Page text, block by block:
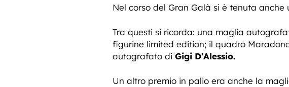
Nel corso del Gran Galà si è tenuta
Tra questi si ricorda: una maglia
figurine limited edition; il quadro
autografato di Gigi D’Alessio.
Un altro premio in palio era anche la